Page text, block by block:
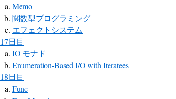
Memo
関数型プログラミング
エフェクトシステム
17日目
IO モナド
Enumeration-Based I/O with Iteratees
18日目
Func